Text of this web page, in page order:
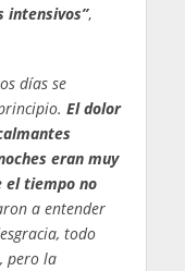
intensivos”,
días se
El dolor
eran muy
el tiempo no
a entender
todo
pero la